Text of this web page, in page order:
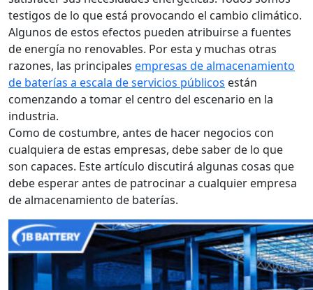
testigos de lo que está provocando el cambio climático.
Algunos de estos efectos pueden atribuirse a fuentes
de energía no renovables. Por esta y muchas otras
razones, las principales empresas de almacenamiento
de baterías a escala de servicios públicos están
comenzando a tomar el centro del escenario en la
industria.
Como de costumbre, antes de hacer negocios con
cualquiera de estas empresas, debe saber de lo que
son capaces. Este artículo discutirá algunas cosas que
debe esperar antes de patrocinar a cualquier empresa
de almacenamiento de baterías.